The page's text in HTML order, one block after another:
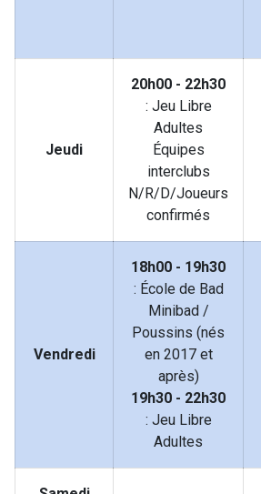
Jeudi
20h00 - 22h30
: Jeu Libre
Adultes
Équipes
interclubs
N/R/D/Joueurs
confirmés
Vendredi
18h00 - 19h30
: École de Bad
Minibad /
Poussins (nés
en 2017 et
après)
19h30 - 22h30
: Jeu Libre
Adultes